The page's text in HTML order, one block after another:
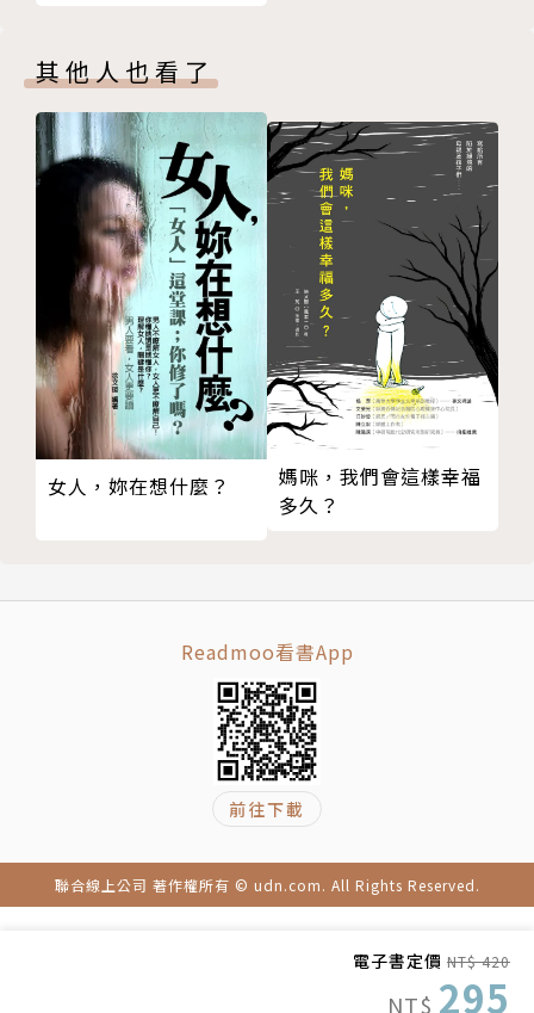
電子書定價 NT$ 420
NT$ 295
美國知名的身心靈導師，在經歷一連串背叛與創傷之
後，成為改變深層靈魂的推手，藉由書寫與內在智慧連
結，踏上療癒與轉化之旅。她認為每個人都擁有與生俱
來的靈性智慧，只是不知道啟動的方法，因此她在自己
的作品與課程中分享了實用的靈性工法，帶領人們啟動
內在的神聖聲音、擴大自身的創造潛能。
她受到國際各大媒體的關注，美國家喻戶曉的生活居家
大師瑪莎．史都華（Martha Stewart）也曾邀訪她，
在自己主持的節目與雜誌中進行深入訪談。她活躍於全
美各地的工作坊、研討會、教會以及靈修中心，也透過
電視、廣播或線上課程授課，在世界各地擁有廣大的支
持者。
社會學系專任助理教授，專長靈性與宗教社會學、情緒
社會學。二○一二年辭去教職，隨夫定居美國康乃迪克
州的諾瓦克（Norwalk）。目前是CCPN Global的兼
任副研究員暨編譯、IATCSOL授證的華語教師。閒暇
時間除推廣華語外，並以寫作及翻譯書籍等方式，繼續
第六章 靈魂寫作的第一個步驟：現身
安排一個時間與地點
坐下來
在你挑選的時間與地點，連續書寫三十天
在同時段書寫
開始書寫前的準備動作
創造並運用你自己的書寫儀式
第七章 靈魂寫作的第二個步驟：敞開
從目前困擾你或正發生的事情開始
【靈魂寫作練習】
出現什麼就寫
探索你最深層的想法和感受
說出真相
打開你的靈性之耳
找出進入潛意識心靈的最好方法
榮耀你靈魂的表達需求
第八章 靈魂寫作的第三個步驟：聆聽
像聲音傾聽你那樣地傾聽
在意識上想要聽見這個聲音
相信你是安全與被愛的
現身在當下
其他人也看了
女人，妳在想什麼？
媽咪，我們會這樣幸福
多久？
Readmoo看書App
前往下載
聯合線上公司 著作權所有 © udn.com. All Rights Reserved.